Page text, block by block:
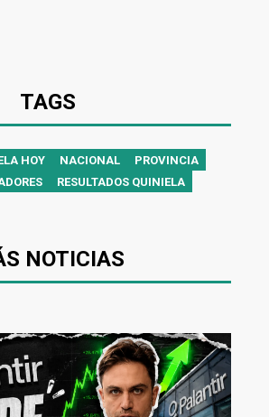
TAGS
HOY NACIONAL
PROVINCIA
RESULTADOS QUINIELA
NOTICIAS